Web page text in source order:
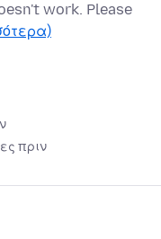
work. Please
πριν